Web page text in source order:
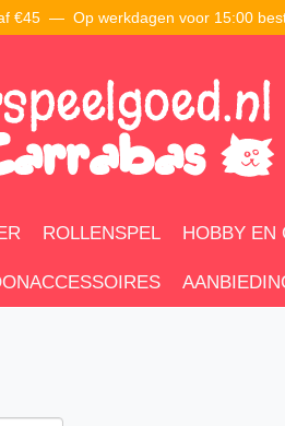
€45 — Op werkdagen voor 15:00
ROLLENSPEL HOBBY EN